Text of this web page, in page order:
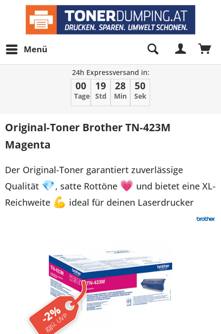
Menü
24h Expressversand in:
00
Tage
19
Std
28
Min
50
Sek
Original-Toner Brother TN-423M
Magenta
Der Original-Toner garantiert zuverlässige
Qualität 💎, satte Rottöne 💗 und bietet eine XL-
Reichweite 💪 ideal für deinen Laserdrucker
-2%
ggü. UVP